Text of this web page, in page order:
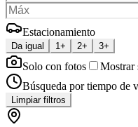
Estacionamiento
Da igual 1+ 2+ 3+
Solo con fotos
Mostrar
Búsqueda por tiempo de
Limpiar filtros